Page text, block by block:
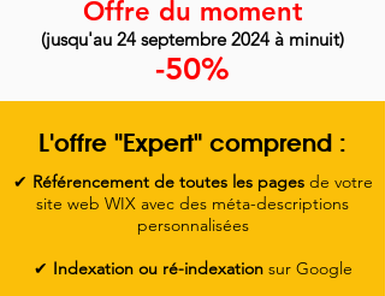
Offre du moment
(jusqu'au 24 septembre 2024 à minuit)
-50%
L'offre "Expert" comprend :
✔ Référencement de toutes les pages de votre
site web WIX avec des méta-descriptions
personnalisées
✔ Indexation ou ré-indexationsur Google